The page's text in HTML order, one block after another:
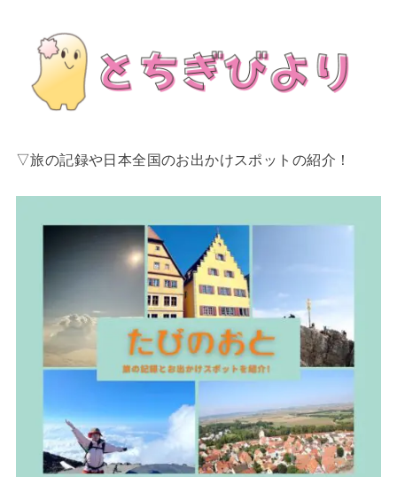
▽旅の記録や日本全国のお出かけスポットの紹介！